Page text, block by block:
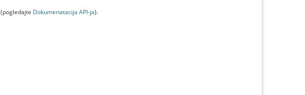
(pogledajte Dokumenаtаcijа API-jа).